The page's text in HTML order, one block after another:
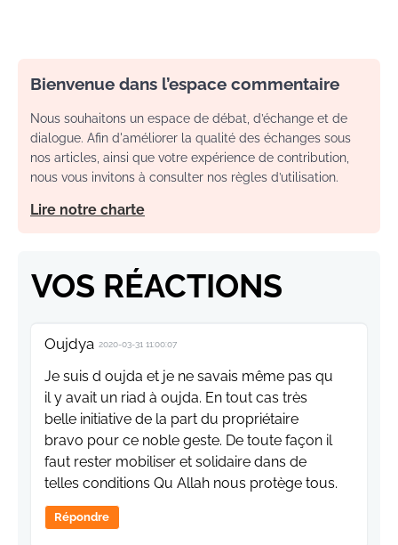
Bienvenue dans l’espace commentaire
Nous souhaitons un espace de débat, d’échange et de
dialogue. Afin d'améliorer la qualité des échanges sous
nos articles, ainsi que votre expérience de contribution,
nous vous invitons à consulter nos règles d’utilisation.
Lire notre charte
VOS RÉACTIONS
Oujdya 2020-03-31 11:00:07
Je suis d oujda et je ne savais même pas qu
il y avait un riad à oujda. En tout cas très
belle initiative de la part du propriétaire
bravo pour ce noble geste. De toute façon il
faut rester mobiliser et solidaire dans de
telles conditions Qu Allah nous protège tous.
Répondre